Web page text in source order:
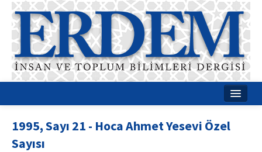
Hakkımızda
1995, Sayı 21 - Hoca Ahmet Yesevi Özel
Sayısı